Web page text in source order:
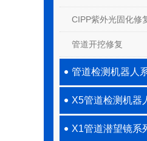
CIPP紫外光固化修
管道开挖修复
管道检测机器人
X5管道检测机器
X1管道潜望镜系